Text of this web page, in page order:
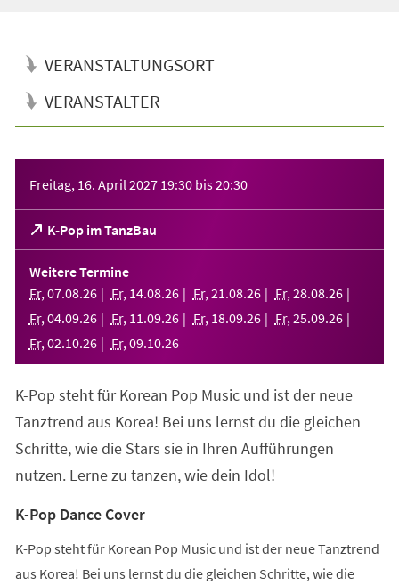
VERANSTALTUNGSORT
VERANSTALTER
Freitag, 16. April 2027 19:30 bis20:30
K-Pop im TanzBau
(Öffnet
in
einem
neuen
Tab)
Weitere Termine
Fr, 07.08.26 Fr, 14.08.26 Fr, 21 .08.26 Fr, 28.08.26
Fr, 04.09.26 Fr, 11 .09.26 Fr, 18.09.26 Fr, 25.09.26
Fr, 02.10.26 Fr, 09.10.26
K-Pop steht für Korean Pop Music und ist der neue
Tanztrend aus Korea! Bei uns lernst du die gleichen
Schritte, wie die Stars sie in Ihren Aufführungen
nutzen. Lerne zu tanzen, wie dein Idol!
K-Pop Dance Cover
K-Pop steht für Korean Pop Music und ist der neue Tanztrend
aus Korea! Bei uns lernst du die gleichen Schritte, wie die